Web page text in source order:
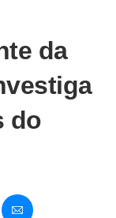
da
do